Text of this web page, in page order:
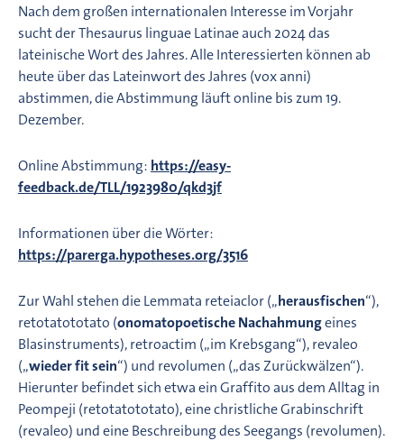
Nach dem großen internationalen Interesse im Vorjahr
sucht der Thesaurus linguae Latinae auch 2024 das
lateinische Wort des Jahres. Alle Interessierten können ab
heute über das Lateinwort des Jahres (vox anni)
abstimmen, die Abstimmung läuft online bis zum 19.
Dezember.
Online Abstimmung: https://easy-
feedback.de/TLL/1923980/qkd3jf
Informationen über die Wörter:
https://parerga.hypotheses.org/3516
Zur Wahl stehen die Lemmata reteiaclor („herausfischen“),
retotatototato (onomatopoetische Nachahmungeines
Blasinstruments), retroactim („im Krebsgang“), revaleo
(„wieder fit sein“) und revolumen („das Zurückwälzen“).
Hierunter befindet sich etwa ein Graffito aus dem Alltag in
Peompeji (retotatototato), eine christliche Grabinschrift
(revaleo) und eine Beschreibung des Seegangs (revolumen).